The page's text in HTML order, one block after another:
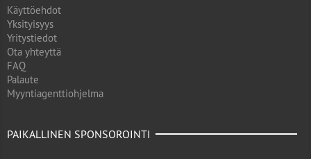
Käyttöehdot
Yksityisyys
Yritystiedot
Ota yhteyttä
FAQ
Palaute
Myyntiagenttiohjelma
PAIKALLINEN SPONSOROINTI